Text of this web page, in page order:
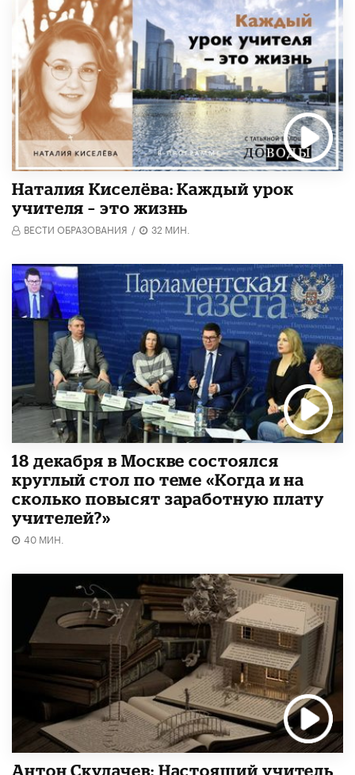
Наталия Киселёва: Каждый урок
учителя – это жизнь
ВЕСТИ ОБРАЗОВАНИЯ / 32 МИН.
18 декабря в Москве состоялся
круглый стол по теме «Когда и на
сколько повысят заработную плату
учителей?»
40 МИН.
Антон Скулачев: Настоящий учитель